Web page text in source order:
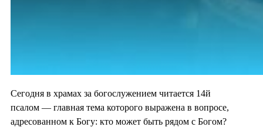
Сегодня в храмах за богослужением читается 14й
псалом — главная тема которого выражена в вопросе,
адресованном к Богу: кто может быть рядом с Богом?